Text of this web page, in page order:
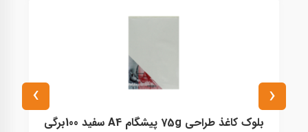
بلوک کاغذ طراحی 75g پیشگام A4 سفید 100برگی
‹
›